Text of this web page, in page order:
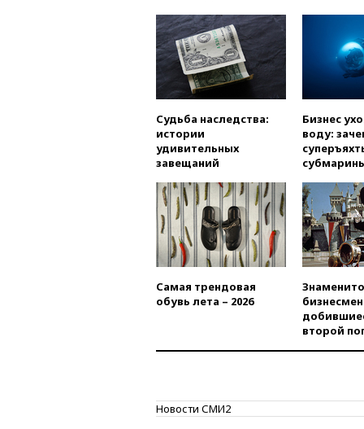
Судьба наследства:
истории
удивительных
завещаний
Бизнес
воду:
Самая трендовая
обувь лета – 2026
второй
Новости СМИ2